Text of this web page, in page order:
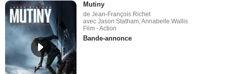
Mutiny
de Jean-François Richet
avec Jason Statham, Annabelle Wallis
Film - Action
Bande-annonce